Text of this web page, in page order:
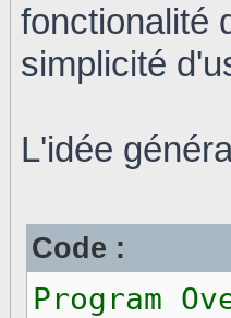
fonctionalité
simplicité
L'idée
Code :
Program